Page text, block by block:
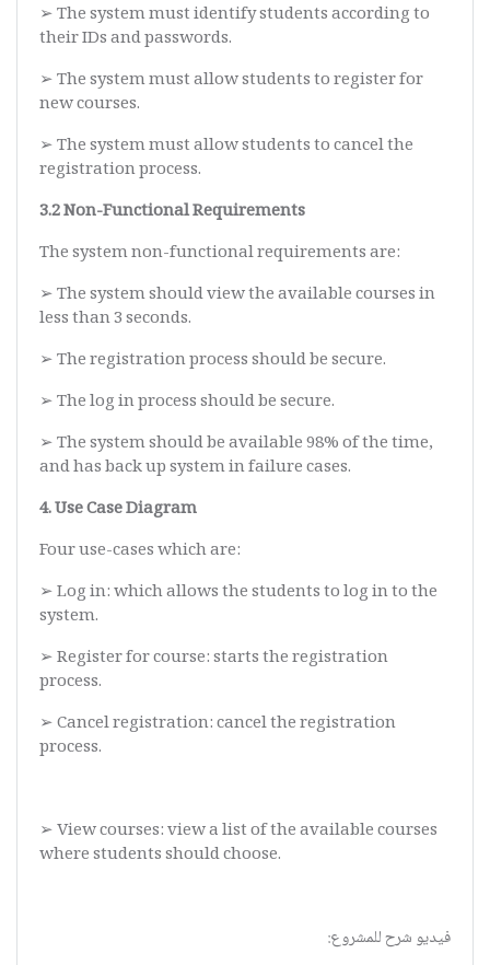
➢ The system must identify students according to
their IDs and passwords.
➢ The system must allow students to register for
new courses.
➢ The system must allow students to cancel the
registration process.
3.2 Non-Functional Requirements
The system non-functional requirements are:
➢ The system should view the available courses in
less than 3 seconds.
➢ The registration process should be secure.
➢ The log in process should be secure.
➢ The system should be available 98% of the time,
and has back up system in failure cases.
4. Use Case Diagram
Four use-cases which are:
➢ Log in: which allows the students to log in to the
system.
➢ Register for course: starts the registration
process.
➢ Cancel registration: cancel the registration
process.
➢ View courses: view a list of the available courses
where students should choose.
فيديو شرح للمشروع: